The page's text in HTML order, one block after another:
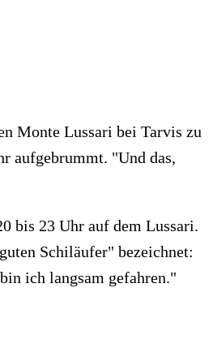
Monte Lussari bei Tarvis zu
aufgebrummt. "Und das,
bis 23 Uhr auf dem Lussari.
Schiläufer" bezeichnet:
ich langsam gefahren."